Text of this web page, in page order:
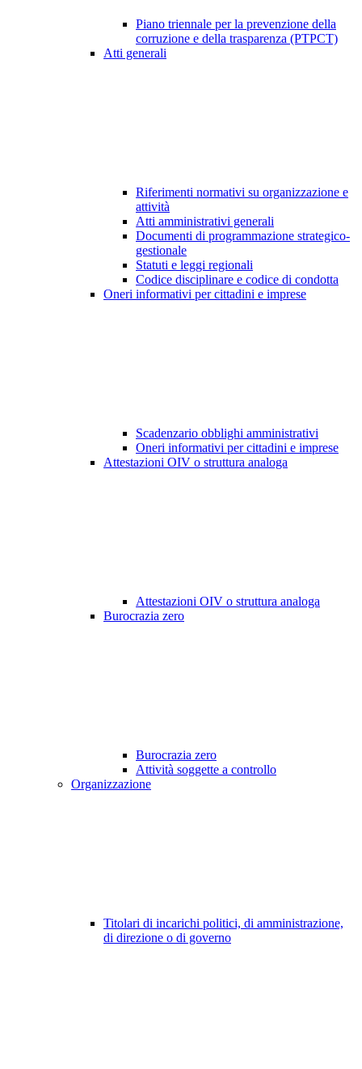
Piano triennale per la prevenzione della
corruzione e della trasparenza (PTPCT)
Atti generali
Riferimenti normativi su organizzazione e
attività
Atti amministrativi generali
Documenti di programmazione strategico-
gestionale
Statuti e leggi regionali
Codice disciplinare e codice di condotta
Oneri informativi per cittadini e imprese
Scadenzario obblighi amministrativi
Oneri informativi per cittadini e imprese
Attestazioni OIV o struttura analoga
Attestazioni OIV o struttura analoga
Burocrazia zero
Burocrazia zero
Attività soggette a controllo
Organizzazione
Titolari di incarichi politici, di amministrazione,
di direzione o di governo